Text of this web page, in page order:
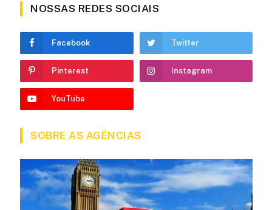
NOSSAS REDES SOCIAIS
Facebook Twitter
Pinterest Instagram
YouTube
SOBRE AS AGÊNCIAS